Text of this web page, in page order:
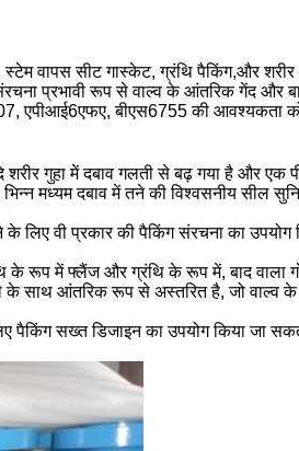
वापस सीट गास्केट, ग्रंथि पैकिंग,और
प्रभावी रूप से वाल्व के आंतरिक गेंद और
एपीआई6एफए, बीएस6755 की आवश्यकता
गुहा में दबाव गलती से बढ़ गया है और एक
मध्यम दबाव में तने की विश्वसनीय सील
वी प्रकार की पैकिंग संरचना का उपयोग
के रूप में फ्लैंज और ग्रंथि के रूप में, बाद
के साथ आंतरिक रूप से अस्तरित है, जो वाल्व
सख्त डिजाइन का उपयोग किया जा